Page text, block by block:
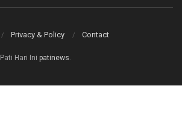
Privacy & Policy Contact
Hari Ini patinews.